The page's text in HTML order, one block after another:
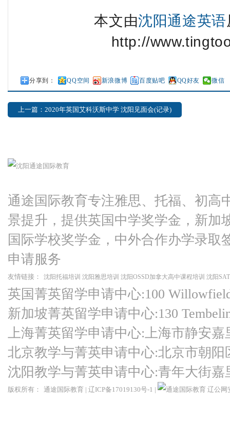
本文由沈阳通途英语
http://
分享到： QQ空间 新浪微博 百度贴吧 QQ好友 微信
上一篇：2020年英国艾科沃斯中学 沈阳见面会(记录)
通途国际教育专注雅思、托福、初高
景提升，提供英国中学奖学金，新加
国际学校奖学金，中外合作办学录取
申请服务
友情链接： 沈阳托福培训 沈阳雅思培训 沈阳OSSD加拿大高中课程培训 沈阳
英国菁英留学申请中心:100
新加坡菁英留学申请中心:130
上海菁英留学申请中心:上海市静安
北京教学与菁英申请中心:北京市朝
沈阳教学与菁英申请中心:青年大街
版权所有： 通途国际教育 | 辽ICP备17019130号-1 | 辽公网